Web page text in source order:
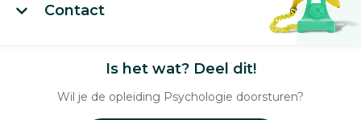
Contact
Is het wat? Deel dit!
Wil je de opleiding Psychologie doorsturen?